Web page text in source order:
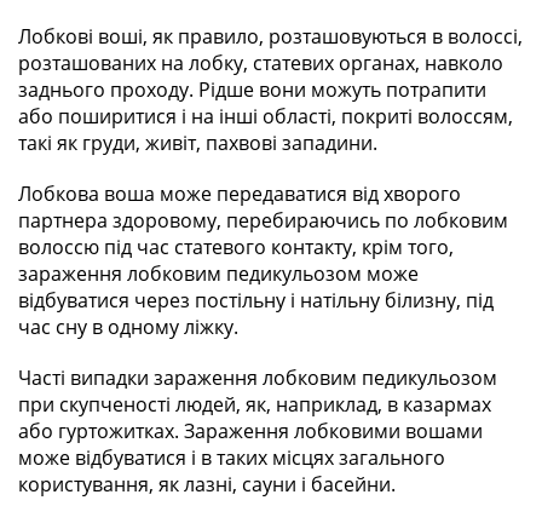
Лобкові воші, як правило, розташовуються в волоссі,
розташованих на лобку, статевих органах, навколо
заднього проходу. Рідше вони можуть потрапити
або поширитися і на інші області, покриті волоссям,
такі як груди, живіт, пахвові западини.
Лобкова воша може передаватися від хворого
партнера здоровому, перебираючись по лобковим
волоссю під час статевого контакту, крім того,
зараження лобковим педикульозом може
відбуватися через постільну і натільну білизну, під
час сну в одному ліжку.
Часті випадки зараження лобковим педикульозом
при скупченості людей, як, наприклад, в казармах
або гуртожитках. Зараження лобковими вошами
може відбуватися і в таких місцях загального
користування, як лазні, сауни і басейни.